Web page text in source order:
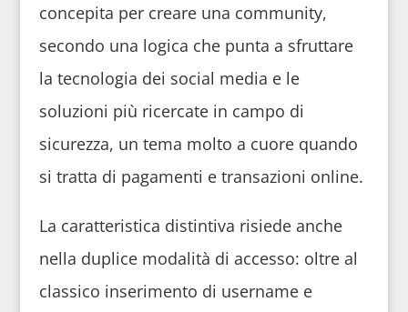
concepita per creare una community,
secondo una logica che punta a sfruttare
la tecnologia dei social media e le
soluzioni più ricercate in campo di
sicurezza, un tema molto a cuore quando
si tratta di pagamenti e transazioni online.
La caratteristica distintiva risiede anche
nella duplice modalità di accesso: oltre al
classico inserimento di username e